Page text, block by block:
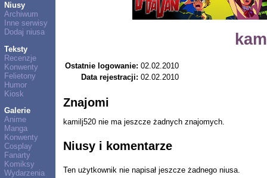
Niusy
Archiwum
Inne serwisy
Dodaj niusa
Teksty
Recenzje
Konwenty
Felietony
Humor
Kiosk
Galerie
Anime
Manga
Konwenty
Cosplay
Fanarty
Komiksy
Wydarzenia
Ostatnie logowanie: 02.02.2010
Data rejestracji: 02.02.2010
Znajomi
kamilj520 nie ma jeszcze żadnych znajomych.
Niusy i komentarze
Ten użytkownik nie napisał jeszcze żadnego niusa.